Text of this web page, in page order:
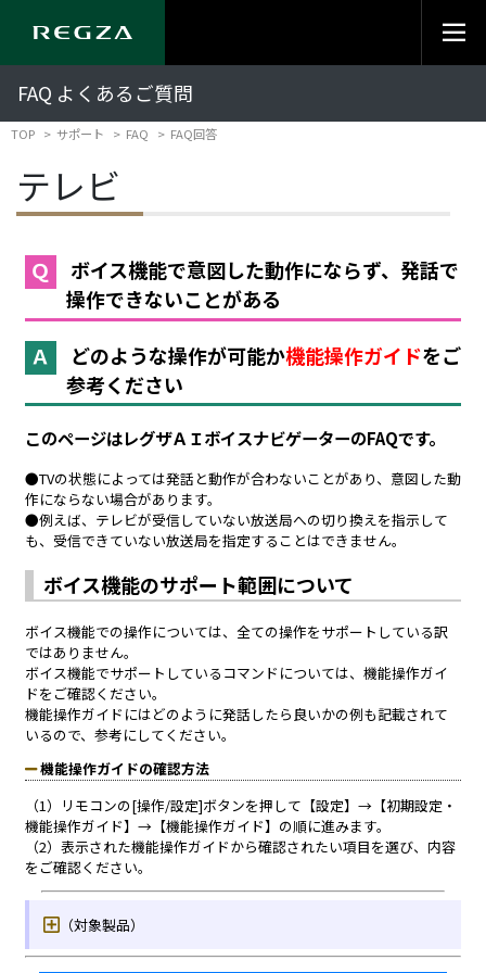
FAQ よくあるご質問
TOP サポート FAQ FAQ回答
テレビ